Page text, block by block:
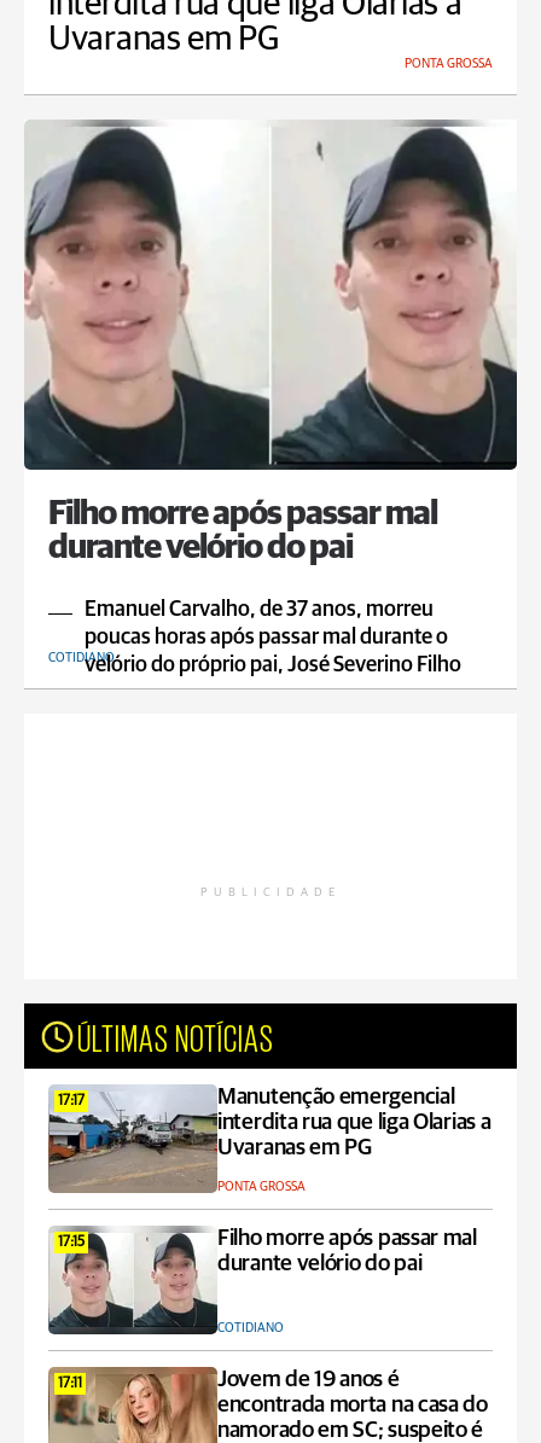
Uvaranas em PG
PONTA GROSSA
Filho morre após passar mal
durante velório do pai
Emanuel Carvalho, de 37 anos, morreu
poucas horas após passar mal durante o
velório do próprio pai, José Severino Filho
COTIDIANO
PUBLICIDADE
ÚLTIMAS NOTÍCIAS
17:17
Manutenção emergencial
interdita rua que liga Olarias a
Uvaranas em PG
PONTA GROSSA
17:15
Filho morre após passar mal
durante velório do pai
COTIDIANO
17:11
Jovem de 19 anos é
encontrada morta na casa do
namorado em SC; suspeito é